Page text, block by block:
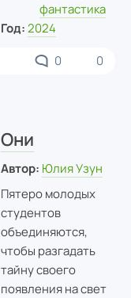
фантастика
Год: 2024
0 0
Они
Автор: Юлия Узун
Пятеро молодых
студентов
объединяются,
чтобы разгадать
тайну своего
появления на свет